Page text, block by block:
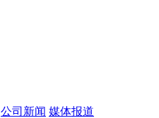
公司新闻 媒体报道